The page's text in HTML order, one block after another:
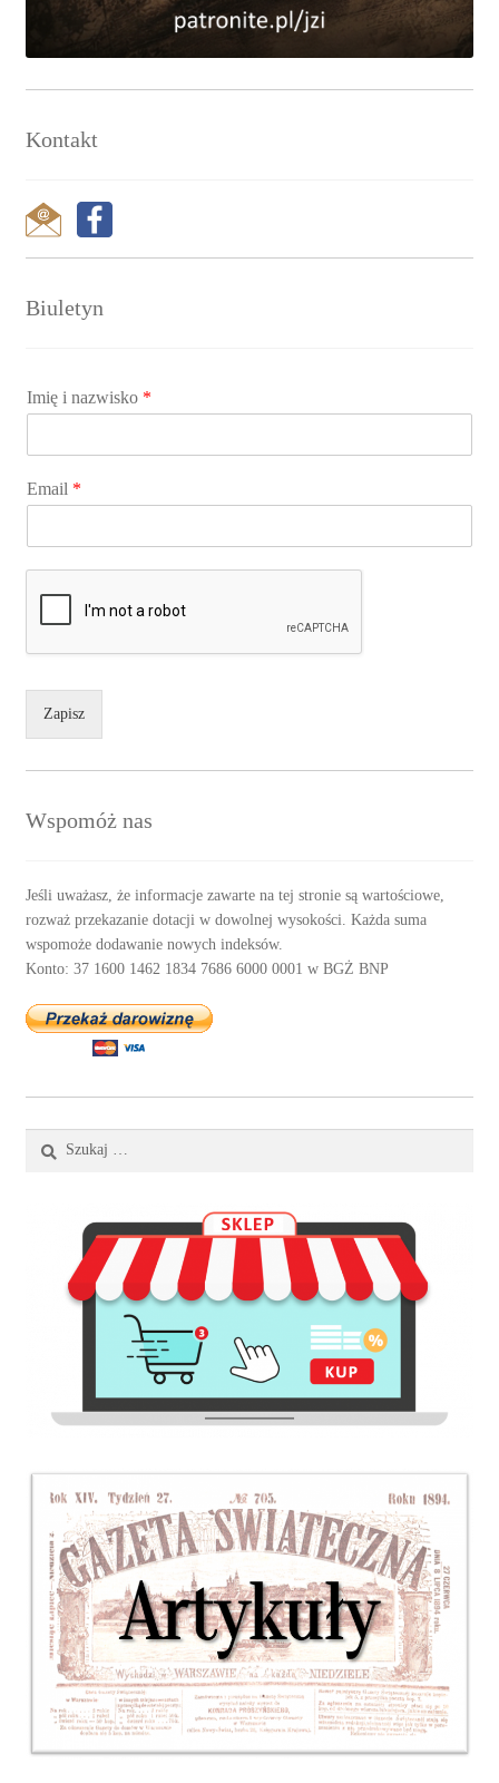
Kontakt
Biuletyn
Imię i nazwisko *
Email *
Zapisz
Wspomóż nas
Jeśli uważasz, że informacje zawarte na tej stronie są wartościowe,
rozważ przekazanie dotacji w dowolnej wysokości. Każda suma
wspomoże dodawanie nowych indeksów.
Konto: 37 1600 1462 1834 7686 6000 0001 w BGŻ BNP